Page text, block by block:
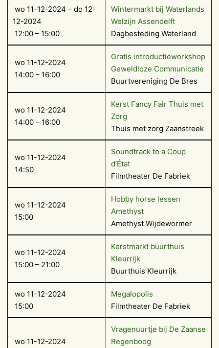
wo 11-12-2024 – do 12-
12-2024
12:00 – 15:00
Wintermarkt bij Waterlands
Welzijn Assendelft
Dagbesteding Waterland
wo 11-12-2024
14:00 – 16:00
Gratis introductieworkshop
Geweldloze Communicatie
Buurtvereniging De Bres
wo 11-12-2024
14:00 – 16:00
Kerst Fancy Fair Thuis met
Zorg
Thuis met zorg Zaanstreek
wo 11-12-2024
14:50
Soundtrack to a Coup
d’État
Filmtheater De Fabriek
wo 11-12-2024
15:00
Hobby horse lessen
Amethyst
Amethyst Wijdewormer
wo 11-12-2024
15:00 – 21:00
Kerstmarkt buurthuis
Kleurrijk
Buurthuis Kleurrijk
wo 11-12-2024
15:00
Megalopolis
Filmtheater De Fabriek
wo 11-12-2024
Vragenuurtje bij De Zaanse
Regenboog